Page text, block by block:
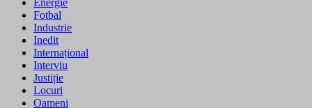
Fotbal
Industrie
Inedit
Internațional
Interviu
Justiție
Locuri
Oameni